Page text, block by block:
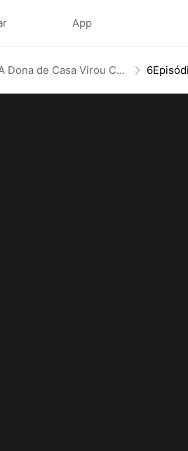
App
Após Divórcio, A Dona de Casa Virou CEO